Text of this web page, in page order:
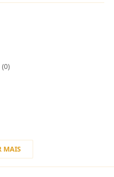
(0)
MAIS